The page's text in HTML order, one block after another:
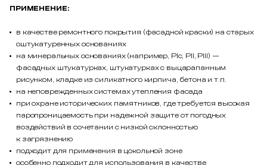
ПРИМЕНЕНИЕ:
в качестве ремонтного покрытия (фасадной краски) на старых
оштукатуренных основаниях
на минеральных основаниях (например, PIc, PII, PIII) —
фасадных штукатурках, штукатурках с выцарапанным
рисунком, кладке из силикатного кирпича, бетона и т.п.
на неповрежденных системах утепления фасада
при охране исторических памятников, где требуется высокая
паропроницаемость при надежной защите от погодных
воздействий в сочетании с низкой склонностью
к загрязнению
подходит для применения в цокольной зоне
особенно подходит для использования в качестве